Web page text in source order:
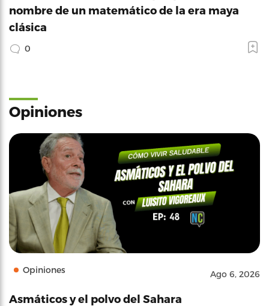
nombre de un matemático de la era maya
clásica
0
Opiniones
Opiniones Ago 6, 2026
Asmáticos y el polvo del Sahara